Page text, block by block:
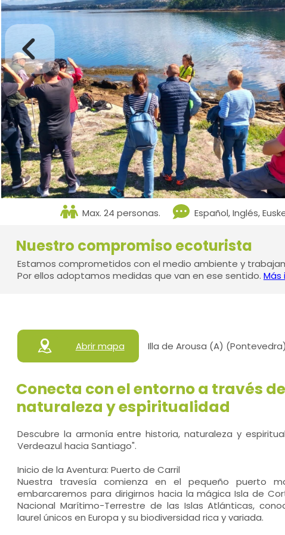
Max. 24 personas. Español, Inglés,
Nuestro compromiso ecoturista
Estamos comprometidos con el medio ambiente y
Por ellos adoptamos medidas que van en ese sentido. Más
Abrir mapa Illa de Arousa (A)
Conecta con el entorno a través
naturaleza y espiritualidad
Descubre la armonía entre historia, naturaleza y
Verdeazul hacia Santiago".
Inicio de la Aventura: Puerto de Carril
Nuestra travesía comienza en el pequeño puerto
embarcaremos para dirigirnos hacia la mágica Isla de
Nacional Marítimo-Terrestre de las Islas Atlánticas,
laurel únicos en Europa y su biodiversidad rica y variada.